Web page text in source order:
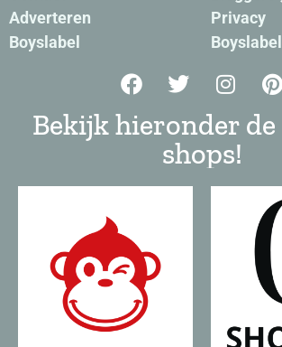
Adverteren
Boyslabel
Privacy
Bekijk hieronder
shops!